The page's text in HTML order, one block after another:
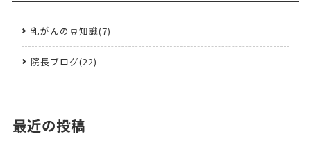
乳がんの豆知識(7)
院長ブログ(22)
最近の投稿